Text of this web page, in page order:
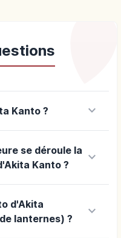
Kanto ? keyboard_arrow_down
se déroule la
Kanto ?
keyboard_arrow_down
d'Akita
lanternes) ?
keyboard_arrow_down